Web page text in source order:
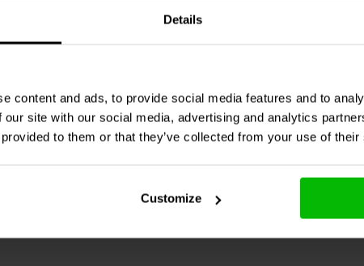
Details
content and ads, to provide social media features and to
our site with our social media, advertising and analytics
to them or that they’ve collected from your use of
Customize
| 20 AWG
0 klantbeoordelingen
10+ Disponibile
000-1133
1,76 Ω | 3% | 24 AWG
0
Confronta